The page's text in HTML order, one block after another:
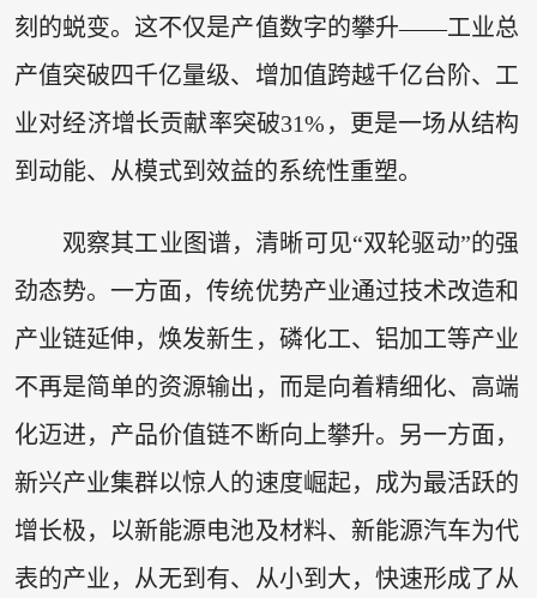
刻的蜕变。这不仅是产值数字的攀升——工业总
产值突破四千亿量级、增加值跨越千亿台阶、工
业对经济增长贡献率突破31%，更是一场从结构
到动能、从模式到效益的系统性重塑。
观察其工业图谱，清晰可见“双轮驱动”的强
劲态势。一方面，传统优势产业通过技术改造和
产业链延伸，焕发新生，磷化工、铝加工等产业
不再是简单的资源输出，而是向着精细化、高端
化迈进，产品价值链不断向上攀升。另一方面，
新兴产业集群以惊人的速度崛起，成为最活跃的
增长极，以新能源电池及材料、新能源汽车为代
表的产业，从无到有、从小到大，快速形成了从